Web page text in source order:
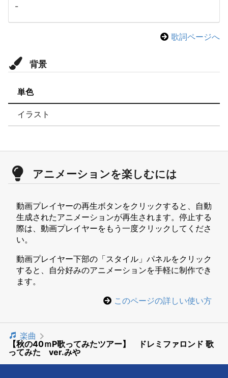
-
歌詞ページへ
背景
単色
イラスト
アニメーションを楽しむには
動画プレイヤーの再生ボタンをクリックすると、自動
生成されたアニメーションが再生されます。停止する
際は、動画プレイヤーをもう一度クリックしてくださ
い。
動画プレイヤー下部の「スタイル」パネルをクリック
すると、自分好みのアニメーションを手軽に制作でき
ます。
このページの詳しい使い方
楽曲
【秋の40ｍP歌ってみたツアー】 ドレミファロンド 歌
ってみた ver.みや